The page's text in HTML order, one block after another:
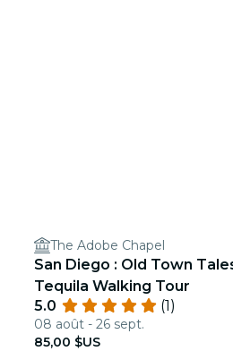
The Adobe Chapel
San Diego : Old Town
Tequila Walking Tour
5.0
(1)
08 août - 26 sept.
85,00 $US